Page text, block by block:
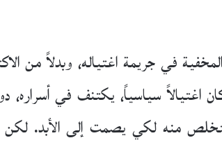
في جريمة اغتياله، وبدلاً من
اغتيالاً سياسياً، يكتنف في أسراره،
منه لكي يصمت إلى الأبد.